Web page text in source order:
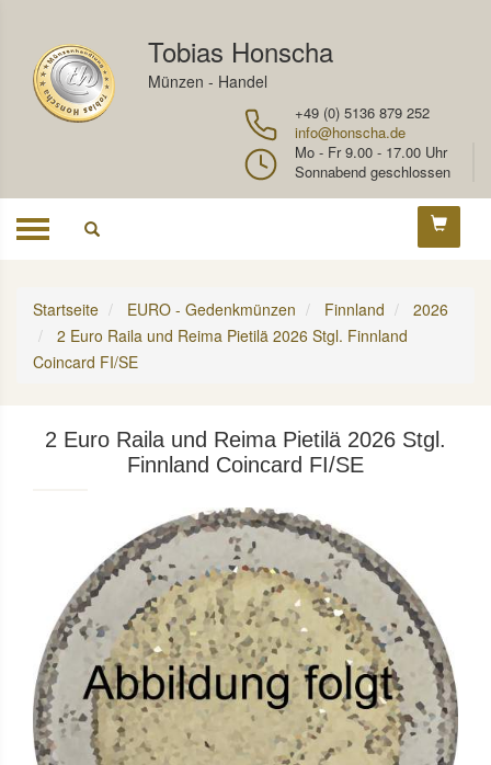
Tobias Honscha
Münzen - Handel
+49 (0) 5136 879 252
info@honscha.de
Mo - Fr 9.00 - 17.00 Uhr
Sonnabend geschlossen
Toggle
Startseite EURO - Gedenkmünzen Finnland
2026
2 Euro Raila und Reima Pietilä 2026 Stgl. Finnland
Coincard FI/SE
2 Euro Raila und Reima Pietilä 2026 Stgl.
Finnland Coincard FI/SE